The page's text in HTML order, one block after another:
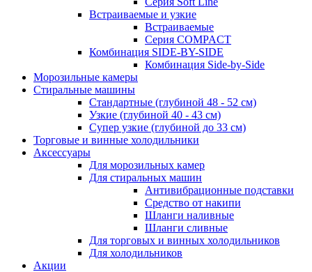
Встраиваемые и узкие
Встраиваемые
Серия СOMPACT
Комбинация SIDE-BY-SIDE
Комбинация Side-by-Side
Морозильные камеры
Стиральные машины
Стандартные (глубиной 48 - 52 см)
Узкие (глубиной 40 - 43 см)
Супер узкие (глубиной до 33 см)
Торговые и винные холодильники
Аксессуары
Для морозильных камер
Для стиральных машин
Антивибрационные подставки
Средство от накипи
Шланги наливные
Шланги сливные
Для торговых и винных холодильников
Для холодильников
Акции